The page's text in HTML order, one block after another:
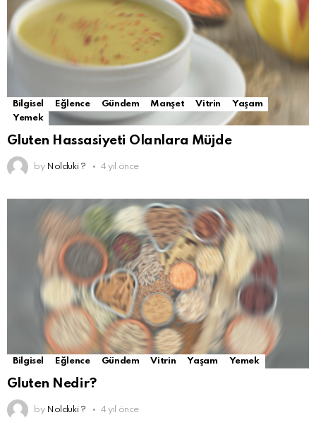
Bilgisel Eğlence Gündem Manşet Vitrin
Yaşam
Yemek
Gluten Hassasiyeti Olanlara Müjde
by Nolduki ? 4 yıl önce
Bilgisel Eğlence Gündem Vitrin Yaşam Yemek
Gluten Nedir?
by Nolduki ? 4 yıl önce